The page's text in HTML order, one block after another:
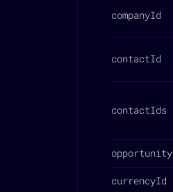
companyId
contactId
contactIds
opportunity
currencyId